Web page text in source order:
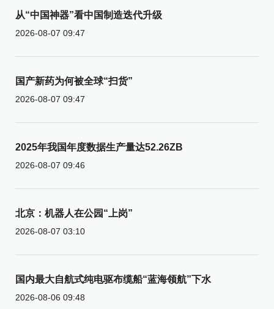
从“中国神器”看中国制造迭代升级
2026-08-07 09:47
国产新药为何被全球“扫货”
2026-08-07 09:47
2025年我国年度数据生产量达52.26ZB
2026-08-07 09:46
北京：机器人在公园“上岗”
2026-08-07 03:10
国内最大自航式纯电驱布缆船“蓝海领航”下水
2026-08-06 09:48